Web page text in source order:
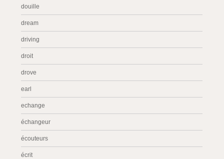
douille
dream
driving
droit
drove
earl
echange
échangeur
écouteurs
écrit